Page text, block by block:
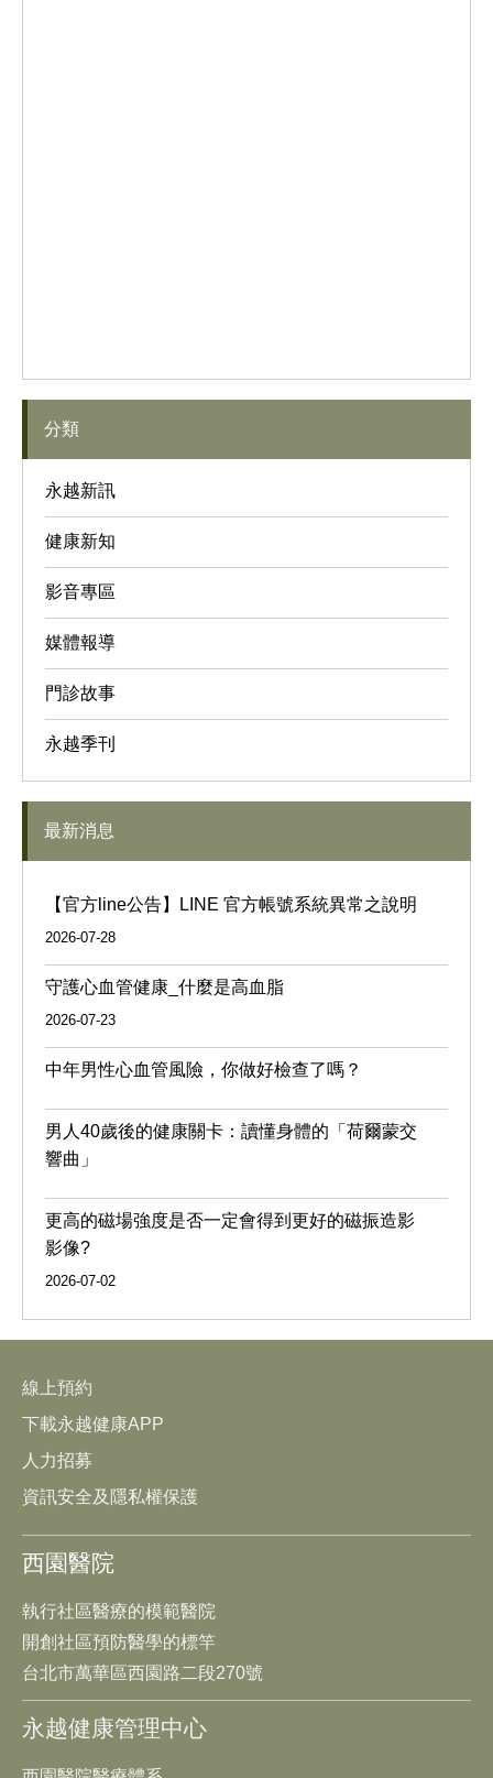
分類
永越新訊
健康新知
影音專區
媒體報導
門診故事
永越季刊
最新消息
【官方line公告】LINE 官方帳號系統異常之說明
2026-07-28
守護心血管健康_什麼是高血脂
2026-07-23
中年男性心血管風險，你做好檢查了嗎？
男人40歲後的健康關卡：讀懂身體的「荷爾蒙交
響曲」
更高的磁場強度是否一定會得到更好的磁振造影
影像?
2026-07-02
線上預約
下載永越健康APP
人力招募
資訊安全及隱私權保護
西園醫院
執行社區醫療的模範醫院
開創社區預防醫學的標竿
台北市萬華區西園路二段270號
永越健康管理中心